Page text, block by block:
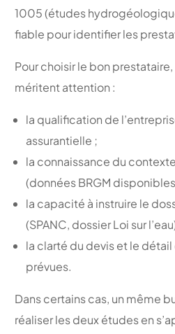
1005 (études
fiable pour identifier les
Pour choisir le bon
méritent attention :
la qualification de
assurantielle ;
la connaissance du
(données BRGM
la capacité à instruire le
(SPANC, dossier Loi sur
la clarté du devis et le
prévues.
Dans certains cas, un même
réaliser les deux études en